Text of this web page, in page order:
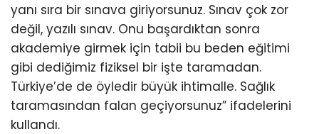
yanı sıra bir sınava giriyorsunuz. Sınav çok zor
değil, yazılı sınav. Onu başardıktan sonra
akademiye girmek için tabii bu beden eğitimi
gibi dediğimiz fiziksel bir işte taramadan.
Türkiye’de de öyledir büyük ihtimalle. Sağlık
taramasından falan geçiyorsunuz” ifadelerini
kullandı.